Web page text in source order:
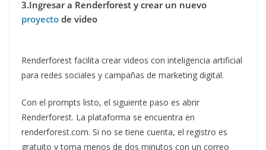
3.Ingresar a Renderforest y crear un nuevo
proyecto de video
Renderforest facilita crear videos con inteligencia artificial
para redes sociales y campañas de marketing digital.
Con el prompts listo, el siguiente paso es abrir
Renderforest. La plataforma se encuentra en
renderforest.com. Si no se tiene cuenta, el registro es
gratuito y toma menos de dos minutos con un correo